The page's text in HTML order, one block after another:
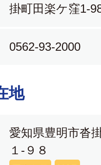
掛町田楽ケ窪1-
0562-93-2000
地
愛知県豊明市沓
１-９８